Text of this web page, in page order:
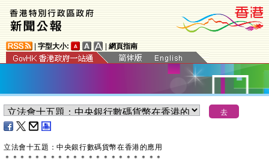
字型大小: 網頁指南
立法會十五題：中央銀行數碼貨幣在香港的應用
＊ ＊ ＊ ＊ ＊ ＊ ＊ ＊ ＊ ＊ ＊ ＊ ＊ ＊ ＊ ＊ ＊ ＊ ＊ ＊ ＊